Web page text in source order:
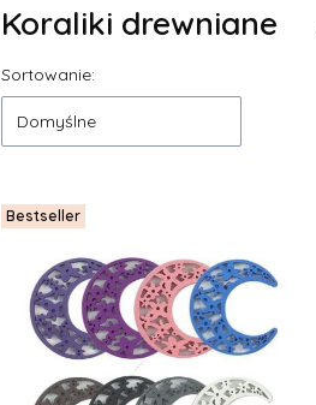
Koraliki drewniane
Lista produktów
Sortowanie:
Domyślne
Bestseller